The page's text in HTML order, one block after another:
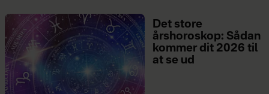
Det store
årshoroskop: Sådan
kommer dit 2026 til
at se ud